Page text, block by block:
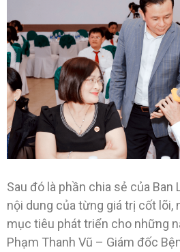
Sau đó là phần chia sẻ của Ban
nội dung của từng giá trị cốt lõi,
mục tiêu phát triển cho những
Phạm Thanh Vũ – Giám đốc